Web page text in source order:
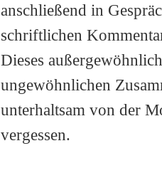
anschließend in
schriftlichen
Dieses
ungewöhnlichen
unterhaltsam von der
vergessen.